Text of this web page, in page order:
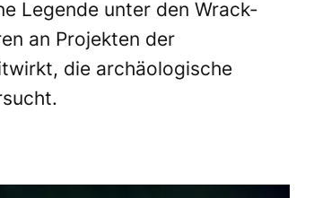
Legende unter den Wrack-
an Projekten der
die archäologische